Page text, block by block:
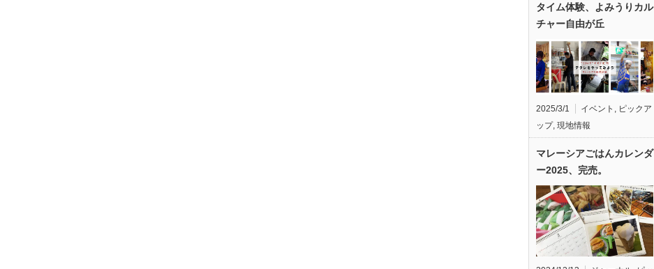
タイム体験、よみうりカル
チャー自由が丘
2025/3/1 イベント , ピックア
ップ, 現地情報
マレーシアごはんカレンダ
ー2025、完売。